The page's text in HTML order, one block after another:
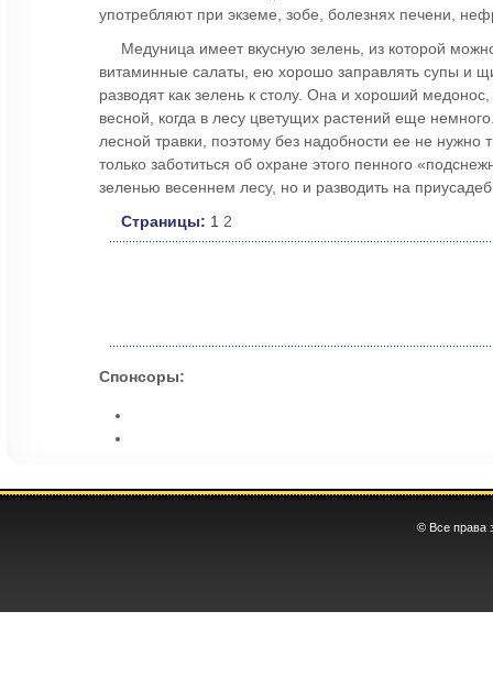
употребляют при экземе, зобе, болезнях печени,
Медуница имеет вкусную зелень, из которой
витаминные салаты, ею хорошо заправлять супы и
разводят как зелень к столу. Она и хороший
весной, когда в лесу цветущих растений еще
лесной травки, поэтому без надобности ее не нужно
только заботиться об охране этого пенного
зеленью весеннем лесу, но и разводить на
Страницы: 1 2
Спонсоры:
© Все